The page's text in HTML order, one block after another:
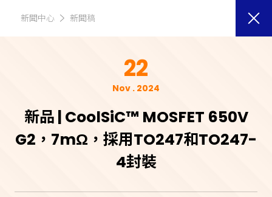
新聞中心 新聞稿
22
Nov . 2024
新品 | CoolSiC™ MOSFET 650V
G2，7mΩ，採用TO247和TO247-
4封裝